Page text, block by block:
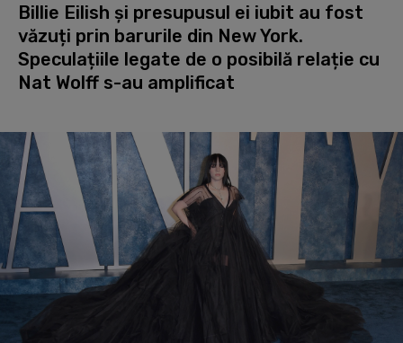
Billie Eilish și presupusul ei iubit au fost
văzuți prin barurile din New York.
Speculațiile legate de o posibilă relație cu
Nat Wolff s-au amplificat